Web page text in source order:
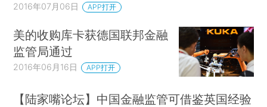
2016年07月06日 APP打开
美的收购库卡获德国联邦金融
监管局通过
2016年06月16日 APP打开
【陆家嘴论坛】中国金融监管可借鉴英国经验